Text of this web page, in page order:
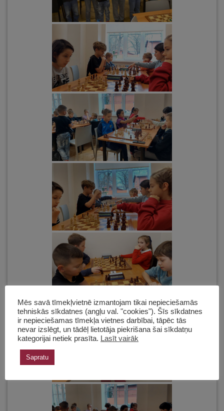
Mēs savā tīmekļvietnē izmantojam tikai nepieciešamās
tehniskās sīkdatnes (angļu val. "cookies"). Šīs sīkdatnes
ir nepieciešamas tīmekļa vietnes darbībai, tāpēc tās
nevar izslēgt, un tādēļ lietotāja piekrišana šai sīkdatņu
kategorijai netiek prasīta. Lasīt vairāk
Sapratu